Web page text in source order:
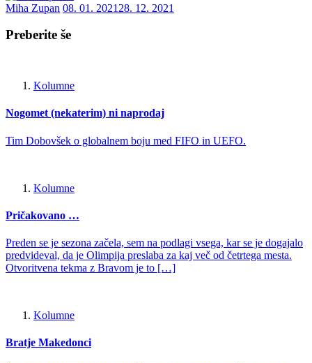
Miha Zupan 08. 01. 2021 28. 12. 2021
Preberite še
Kolumne
Nogomet (nekaterim) ni naprodaj
Tim Dobovšek o globalnem boju med FIFO in UEFO.
Kolumne
Pričakovano …
Preden se je sezona začela, sem na podlagi vsega, kar se je dogajalo
predvideval, da je Olimpija preslaba za kaj več od četrtega mesta.
Otvoritvena tekma z Bravom je to […]
Kolumne
Bratje Makedonci